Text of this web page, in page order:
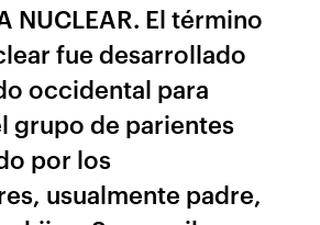
NUCLEAR. El término
fue desarrollado
occidental para
grupo de parientes
por los
usualmente padre,